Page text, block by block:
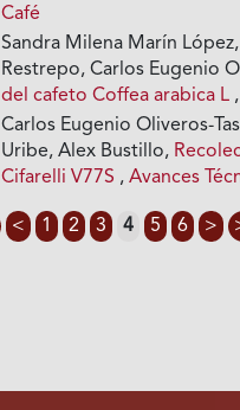
Café
Sandra Milena Marín
Restrepo, Carlos Eugenio
del cafeto Coffea arabica L
Carlos Eugenio Oliveros-
Uribe, Alex Bustillo,
Cifarelli V77S ,Avances
< 1 2 3 4 5 6 >